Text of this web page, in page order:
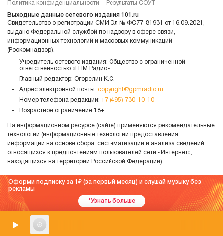
Политика конфиденциальности Результаты СОУТ
Выходные данные сетевого издания 101.ru
Свидетельство о регистрации СМИ Эл № ФС77-81931 от 16.09.2021,
выдано Федеральной службой по надзору в сфере связи,
информационных технологий и массовых коммуникаций
(Роскомнадзор).
Учредитель сетевого издания: Общество с ограниченной
ответственностью «ГПМ Радио»
Главный редактор: Огорелин К.С.
Адрес электронной почты: copyright@gpmradio.ru
Номер телефона редакции: +7 (495) 730-10-10
Возрастное ограничение 18+
На информационном ресурсе (сайте) применяются рекомендательные
технологии (информационные технологии предоставления
информации на основе сбора, систематизации и анализа сведений,
относящихся к предпочтениям пользователей сети «Интернет»,
находящихся на территории Российской Федерации)
Оформи подписку за 1
(за первый месяц) и слушай музыку без
рекламы
*Узнать больше